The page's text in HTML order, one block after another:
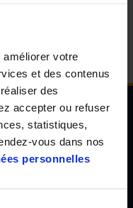
votre
et des contenus
des
accepter ou refuser
statistiques,
vous dans nos
personnelles
la santé Visuelle